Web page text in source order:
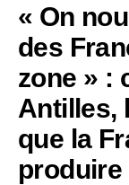
« On
des
zone » :
Antilles,
que la
produire